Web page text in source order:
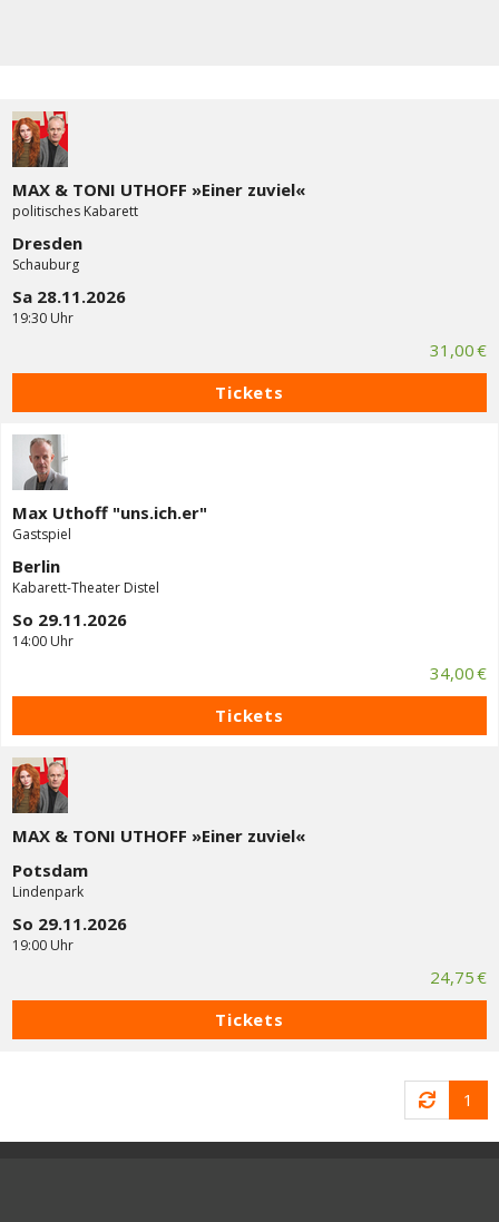
MAX & TONI UTHOFF »Einer zuviel«
politisches Kabarett
Dresden
Schauburg
Sa 28.11.2026
19:30 Uhr
31,00 €
Tickets
Max Uthoff "uns.ich.er"
Gastspiel
Berlin
Kabarett-Theater Distel
So 29.11.2026
14:00 Uhr
34,00 €
Tickets
MAX & TONI UTHOFF »Einer zuviel«
Potsdam
Lindenpark
So 29.11.2026
19:00 Uhr
24,75 €
Tickets
1